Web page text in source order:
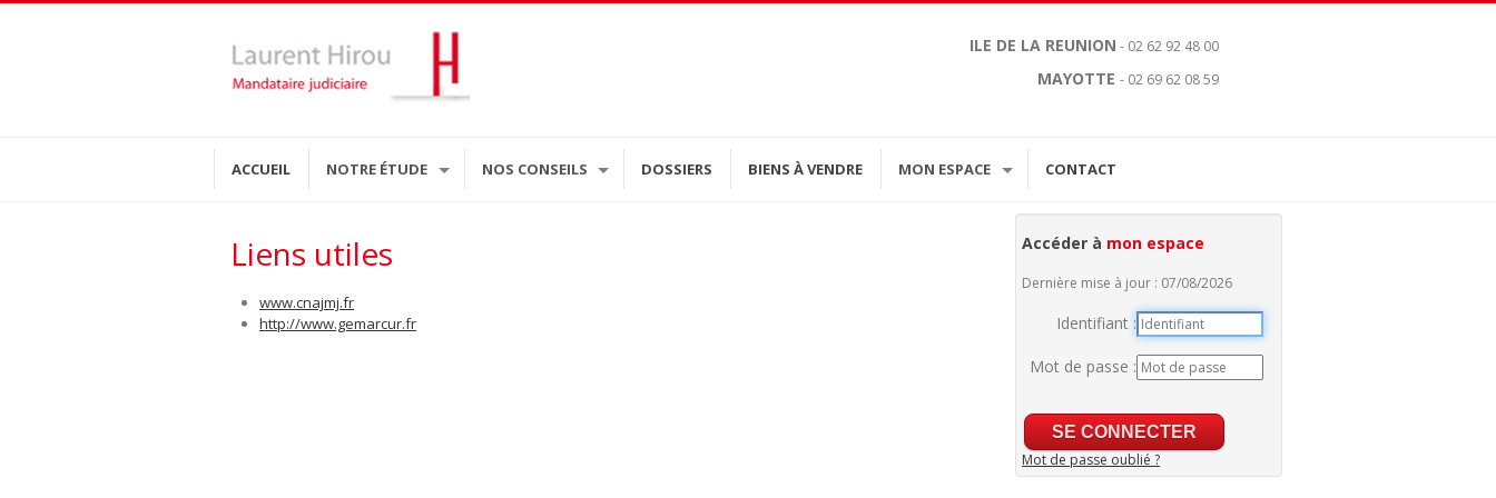
ILE DE LA REUNION - 02 62 92 48 00
MAYOTTE- 02 69 62 08 59
ACCUEIL NOTRE ÉTUDE NOS CONSEILS DOSSIERS BIENS À VENDRE MON ESPACE CONTACT
Accéder à mon espace
Dernière mise à jour : 07/08/2026
Identifiant :
Mot de passe :
Mot de passe oublié ?
Liens utiles
www.cnajmj.fr
http://www.gemarcur.fr